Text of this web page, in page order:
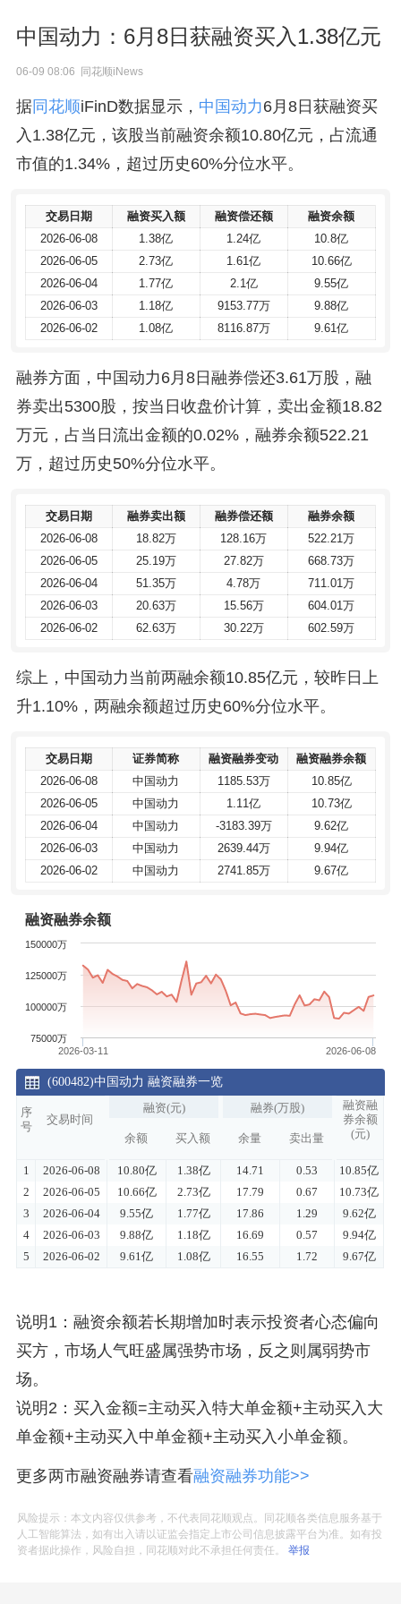
中国动力：6月8日获融资买入1.38亿元
06-09 08:06 同花顺iNews
据同花顺iFinD数据显示， 中国动力6月8日获融资买
入1.38亿元，该股当前融资余额10.80亿元，占流通
市值的1.34%，超过历史60%分位水平。
交易日期 融资买入额 融资偿还额
融资余额
2026-06-08
1.38亿 1.24亿
10.8亿
2026-06-05
2.73亿 1.61亿
10.66亿
2026-06-04
1.77亿 2.1亿
9.55亿
2026-06-03
1.18亿 9153.77万
9.88亿
2026-06-02
1.08亿 8116.87万 9.61亿
交易日期 融资买入额 融资偿还额
融资余额
2026-06-08
1.38亿 1.24亿
10.8亿
2026-06-05
2.73亿 1.61亿
10.66亿
2026-06-04
1.77亿 2.1亿
9.55亿
2026-06-03
1.18亿 9153.77万
9.88亿
2026-06-02
1.08亿 8116.87万 9.61亿
融券方面，中国动力6月8日融券偿还3.61万股，融
券卖出5300股，按当日收盘价计算，卖出金额18.82
万元，占当日流出金额的0.02%，融券余额522.21
万，超过历史50%分位水平。
交易日期 融券卖出额 融券偿还额
融券余额
2026-06-08
18.82万 128.16万
522.21万
2026-06-05
25.19万 27.82万
668.73万
2026-06-04
51.35万 4.78万
711.01万
2026-06-03
20.63万 15.56万
604.01万
2026-06-02
62.63万 30.22万 602.59万
交易日期 融券卖出额 融券偿还额
融券余额
2026-06-08
18.82万 128.16万
522.21万
2026-06-05
25.19万 27.82万
668.73万
2026-06-04
51.35万 4.78万
711.01万
2026-06-03
20.63万 15.56万
604.01万
2026-06-02
62.63万 30.22万 602.59万
综上，中国动力当前两融余额10.85亿元，较昨日上
升1.10%，两融余额超过历史60%分位水平。
交易日期 证券简称 融资融券变动
融资融券余额
2026-06-08
中国动力 1185.53万
10.85亿
2026-06-05
中国动力 1.11亿
10.73亿
2026-06-04
中国动力 -3183.39万
9.62亿
2026-06-03
中国动力 2639.44万
9.94亿
2026-06-02
中国动力 2741.85万 9.67亿
交易日期 证券简称 融资融券变动
融资融券余额
2026-06-08
中国动力 1185.53万
10.85亿
2026-06-05
中国动力 1.11亿
10.73亿
2026-06-04
中国动力 -3183.39万
9.62亿
2026-06-03
中国动力 2639.44万
9.94亿
2026-06-02
中国动力 2741.85万 9.67亿
说明1：融资余额若长期增加时表示投资者心态偏向
买方，市场人气旺盛属强势市场，反之则属弱势市
场。
说明2：买入金额=主动买入特大单金额+主动买入大
单金额+主动买入中单金额+主动买入小单金额。
更多两市融资融券请查看融资融券功能>>
风险提示：本文内容仅供参考，不代表同花顺观点。同花顺各类信息服务基于
人工智能算法，如有出入请以证监会指定上市公司信息披露平台为准。如有投
资者据此操作，风险自担，同花顺对此不承担任何责任。举报